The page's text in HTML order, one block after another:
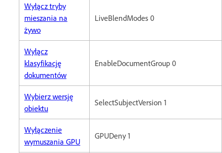
Wyłącz tryby
mieszania na
żywo
LiveBlendModes 0
Wyłącz
klasyfikację
dokumentów
EnableDocumentGroup 0
Wybierz wersję
obiektu
SelectSubjectVersion 1
Wyłączenie
wymuszania GPU
GPUDeny 1